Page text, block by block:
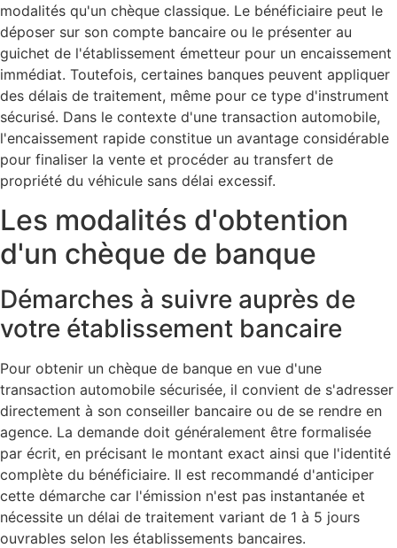
modalités qu'un chèque classique. Le bénéficiaire peut le
déposer sur son compte bancaire ou le présenter au
guichet de l'établissement émetteur pour un encaissement
immédiat. Toutefois, certaines banques peuvent appliquer
des délais de traitement, même pour ce type d'instrument
sécurisé. Dans le contexte d'une transaction automobile,
l'encaissement rapide constitue un avantage considérable
pour finaliser la vente et procéder au transfert de
propriété du véhicule sans délai excessif.
Les modalités d'obtention
d'un chèque de banque
Démarches à suivre auprès de
votre établissement bancaire
Pour obtenir un chèque de banque en vue d'une
transaction automobile sécurisée, il convient de s'adresser
directement à son conseiller bancaire ou de se rendre en
agence. La demande doit généralement être formalisée
par écrit, en précisant le montant exact ainsi que l'identité
complète du bénéficiaire. Il est recommandé d'anticiper
cette démarche car l'émission n'est pas instantanée et
nécessite un délai de traitement variant de 1 à 5 jours
ouvrables selon les établissements bancaires.